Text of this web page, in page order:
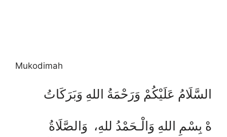
Mukodimah
السَّلَامُ عَلَيْكُمْ وَرَحْمَةُ اللهِ وَبَرَكَاتُ
هْ بِسْمِ اللهِ وَالْـحَمْدُ للهِ، وَالصَّلَاةُ